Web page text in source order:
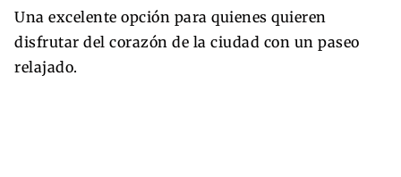
Una excelente opción para quienes quieren
disfrutar del corazón de la ciudad con un paseo
relajado.